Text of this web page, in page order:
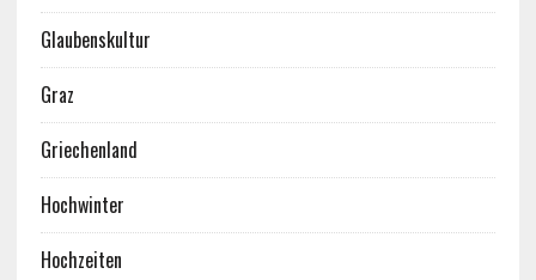
Glaubenskultur
Graz
Griechenland
Hochwinter
Hochzeiten